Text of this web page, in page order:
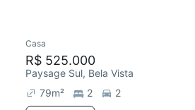
Casa
R$ 525.000
Paysage Sul, Bela Vista
79m² 2
2